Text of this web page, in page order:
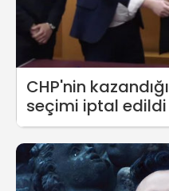
CHP'nin
seçimi iptal edildi